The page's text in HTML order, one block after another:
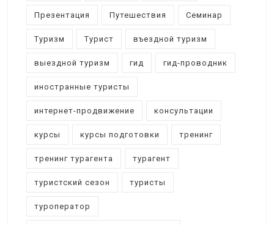
Презентация Путешествия Семинар
Туризм Турист въездной туризм
выездной туризм гид гид-проводник
иностранные туристы
интернет-продвижение консультации
курсы курсы подготовки тренинг
тренинг турагента турагент
туристский сезон туристы
туроператор